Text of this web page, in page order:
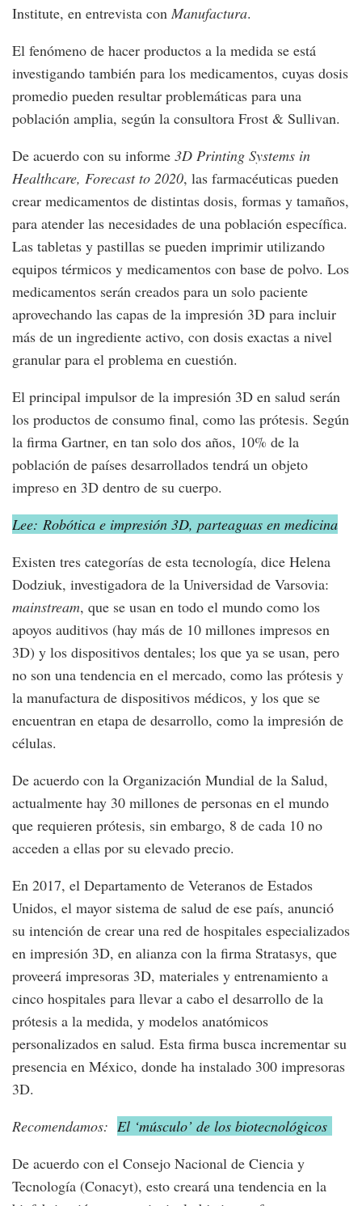
Institute, en entrevista con Manufactura.
El fenómeno de hacer productos a la medida se está
investigando también para los medicamentos, cuyas dosis
promedio pueden resultar problemáticas para una
población amplia, según la consultora Frost & Sullivan.
De acuerdo con su informe 3D Printing Systems in
Healthcare, Forecast to 2020, las farmacéuticas pueden
crear medicamentos de distintas dosis, formas y tamaños,
para atender las necesidades de una población específica.
Las tabletas y pastillas se pueden imprimir utilizando
equipos térmicos y medicamentos con base de polvo. Los
medicamentos serán creados para un solo paciente
aprovechando las capas de la impresión 3D para incluir
más de un ingrediente activo, con dosis exactas a nivel
granular para el problema en cuestión.
El principal impulsor de la impresión 3D en salud serán
los productos de consumo final, como las prótesis. Según
la firma Gartner, en tan solo dos años, 10% de la
población de países desarrollados tendrá un objeto
impreso en 3D dentro de su cuerpo.
Lee: Robótica e impresión 3D, parteaguas en medicina
Existen tres categorías de esta tecnología, dice Helena
Dodziuk, investigadora de la Universidad de Varsovia:
mainstream, que se usan en todo el mundo como los
apoyos auditivos (hay más de 10 millones impresos en
3D) y los dispositivos dentales; los que ya se usan, pero
no son una tendencia en el mercado, como las prótesis y
la manufactura de dispositivos médicos, y los que se
encuentran en etapa de desarrollo, como la impresión de
células.
De acuerdo con la Organización Mundial de la Salud,
actualmente hay 30 millones de personas en el mundo
que requieren prótesis, sin embargo, 8 de cada 10 no
acceden a ellas por su elevado precio.
En 2017, el Departamento de Veteranos de Estados
Unidos, el mayor sistema de salud de ese país, anunció
su intención de crear una red de hospitales especializados
en impresión 3D, en alianza con la firma Stratasys, que
proveerá impresoras 3D, materiales y entrenamiento a
cinco hospitales para llevar a cabo el desarrollo de la
prótesis a la medida, y modelos anatómicos
personalizados en salud. Esta firma busca incrementar su
presencia en México, donde ha instalado 300 impresoras
3D.
Recomendamos: El ‘músculo’ de los biotecnológicos
De acuerdo con el Consejo Nacional de Ciencia y
Tecnología (Conacyt), esto creará una tendencia en la